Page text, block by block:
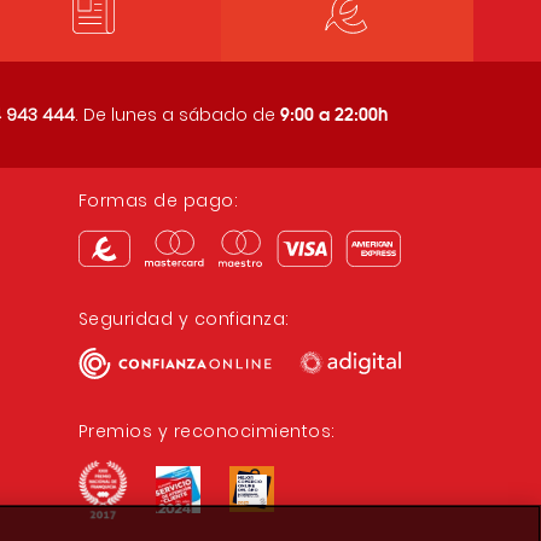
943 444. De lunes a sábado de 9:00 a 22:00h
Formas de pago:
Seguridad y confianza:
Premios y reconocimientos: